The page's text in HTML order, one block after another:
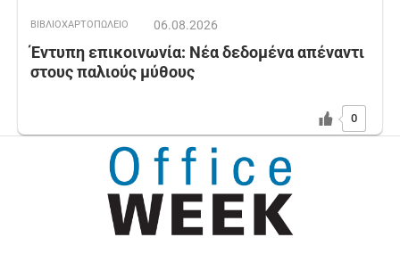
ΒΙΒΛΙΟΧΑΡΤΟΠΩΛΕΙΟ 06.08.2026
Έντυπη επικοινωνία: Νέα δεδομένα απέναντι
στους παλιούς μύθους
0